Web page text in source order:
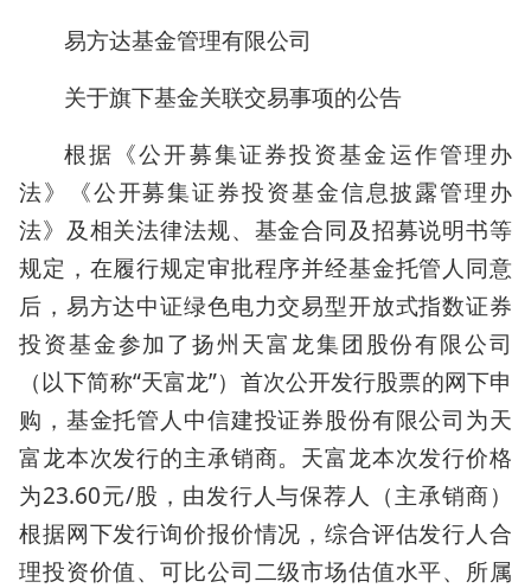
易方达基金管理有限公司
关于旗下基金关联交易事项的公告
根据《公开募集证券投资基金运作管理办
法》《公开募集证券投资基金信息披露管理办
法》及相关法律法规、基金合同及招募说明书等
规定，在履行规定审批程序并经基金托管人同意
后，易方达中证绿色电力交易型开放式指数证券
投资基金参加了扬州天富龙集团股份有限公司
（以下简称“天富龙”）首次公开发行股票的网下申
购，基金托管人中信建投证券股份有限公司为天
富龙本次发行的主承销商。天富龙本次发行价格
为23.60元/股，由发行人与保荐人（主承销商）
根据网下发行询价报价情况，综合评估发行人合
理投资价值、可比公司二级市场估值水平、所属